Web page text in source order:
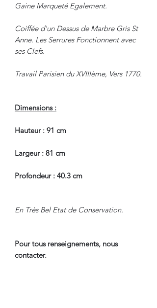
Gaine Marqueté Egalement.
Coiffée d'un Dessus de Marbre Gris St
Anne. Les Serrures Fonctionnent avec
ses Clefs.
Travail Parisien du XVIIIème, Vers 1770.
Dimensions :
Hauteur : 91 cm
Largeur : 81 cm
Profondeur : 40.3 cm
En Très Bel Etat de Conservation.
Pour tous renseignements, nous
contacter.